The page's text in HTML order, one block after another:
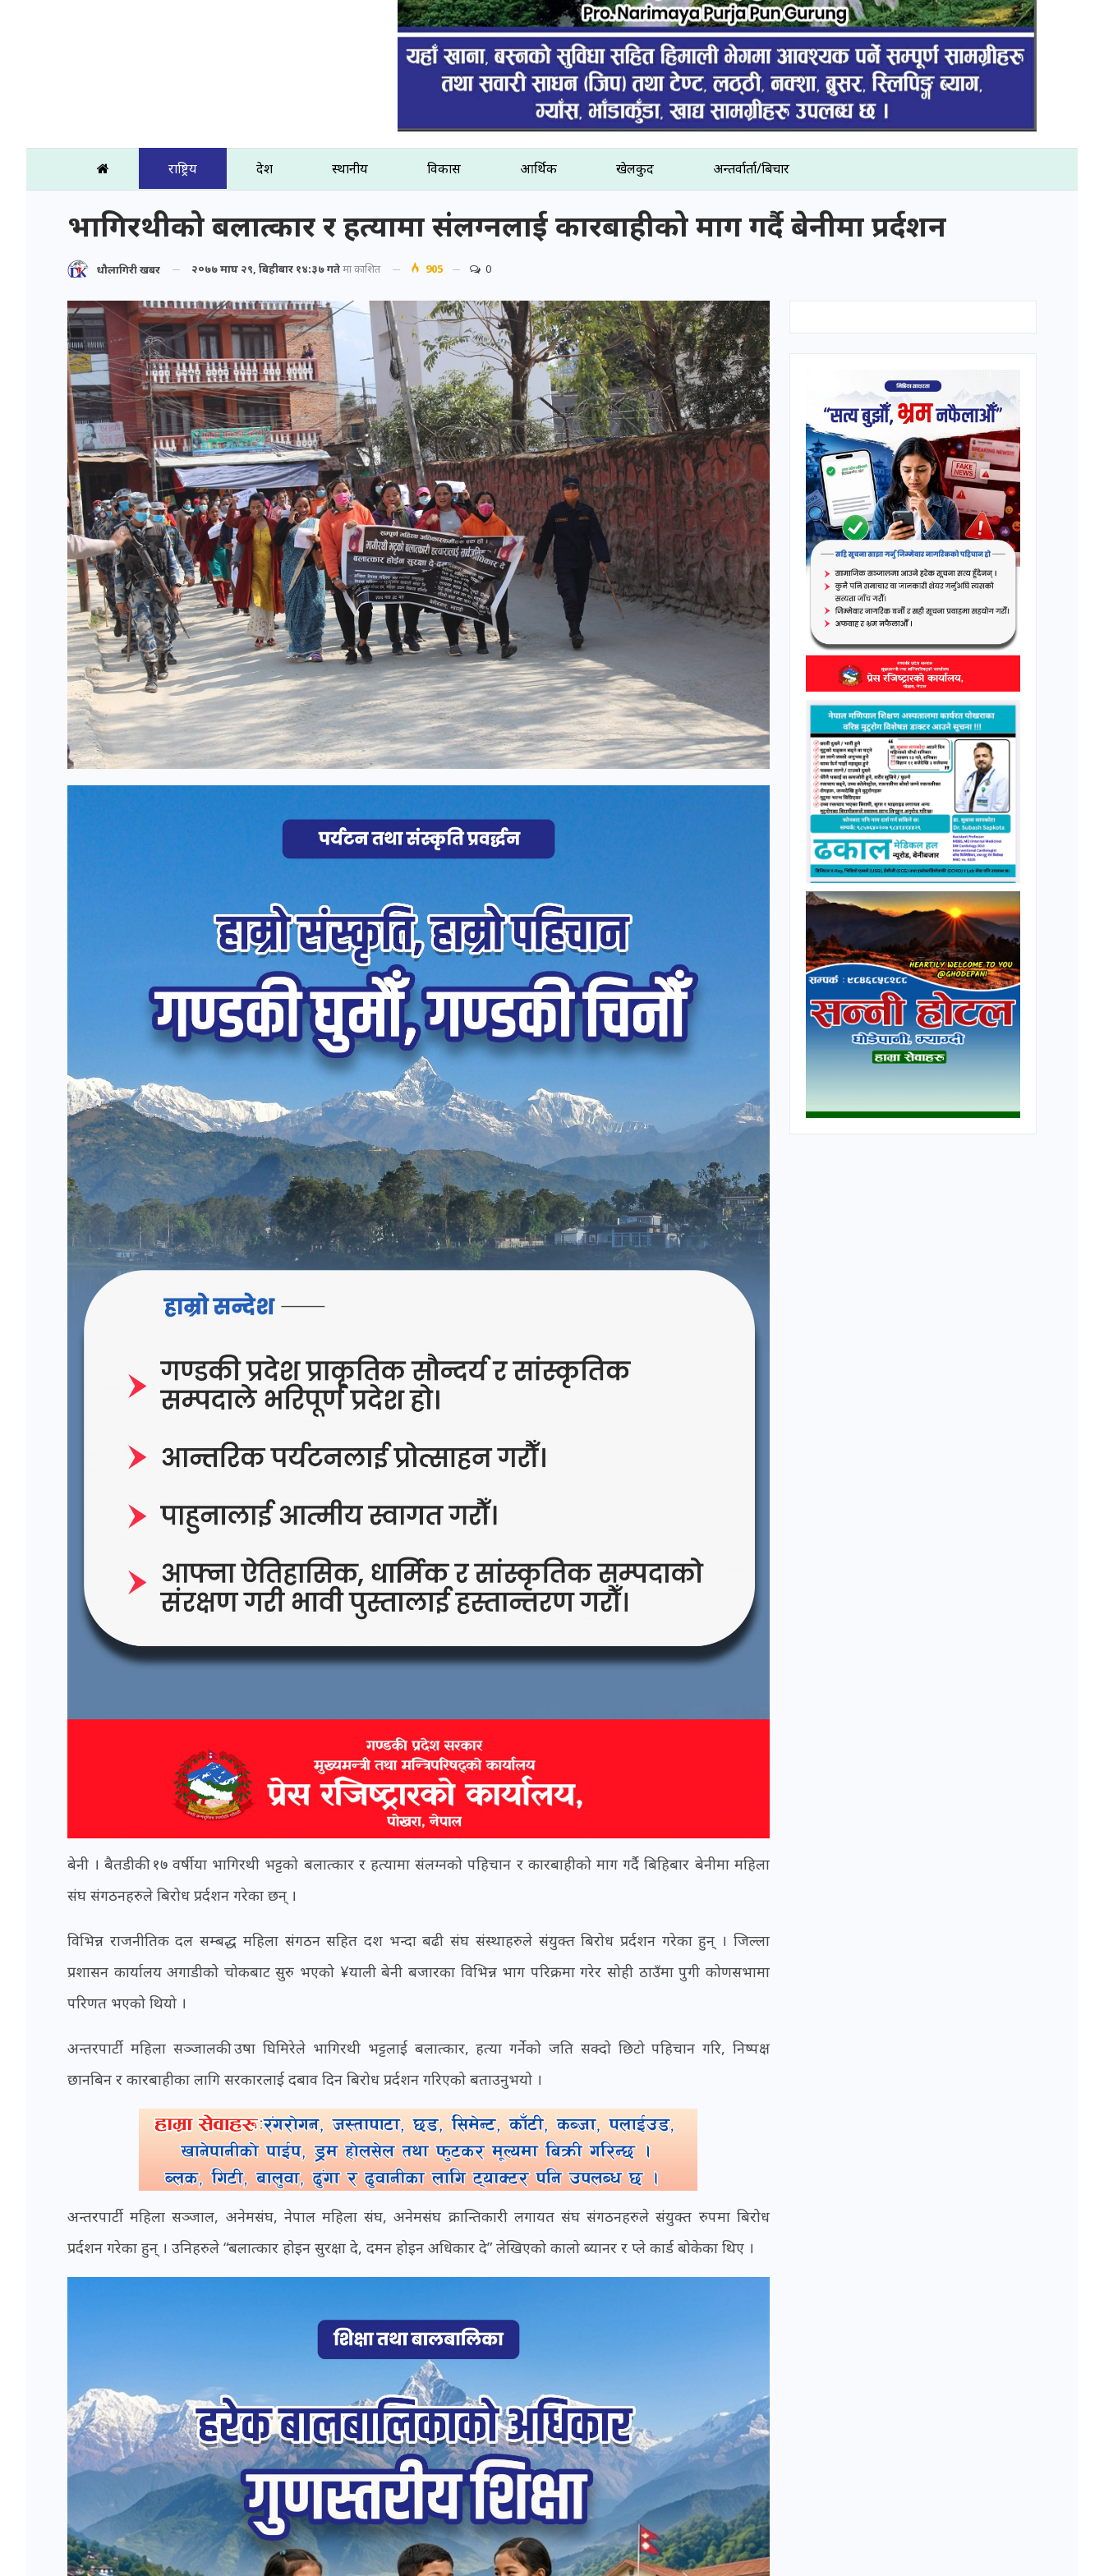
राष्ट्रिय प्रदेश स्थानीय विकास आर्थिक खेलकुद अन्तर्वार्ता/बिचार
भागिरथीको बलात्कार र हत्यामा संलग्नलाई कारबाहीको माग गर्दै बेनीमा प्रर्दशन
धौलागिरी खबर २०७७ माघ २९, बिहीबार १४:३७ गतेमा प्रकाशित 905 0
बेनी । बैतडीकी १७ वर्षीया भागिरथी भट्टको बलात्कार र हत्यामा संलग्नको पहिचान र कारबाहीको माग गर्दै बिहिबार बेनीमा महिला
संघ संगठनहरुले बिरोध प्रर्दशन गरेका छन् ।
विभिन्न राजनीतिक दल सम्बद्ध महिला संगठन सहित दश भन्दा बढी संघ संस्थाहरुले संयुक्त बिरोध प्रर्दशन गरेका हुन् । जिल्ला
प्रशासन कार्यालय अगाडीको चोकबाट सुरु भएको ¥याली बेनी बजारका विभिन्न भाग परिक्रमा गरेर सोही ठाउँमा पुगी कोणसभामा
परिणत भएको थियो ।
अन्तरपार्टी महिला सञ्जालकी उषा घिमिरेले भागिरथी भट्टलाई बलात्कार, हत्या गर्नेको जति सक्दो छिटो पहिचान गरि, निष्पक्ष
छानबिन र कारबाहीका लागि सरकारलाई दबाव दिन बिरोध प्रर्दशन गरिएको बताउनुभयो ।
अन्तरपार्टी महिला सञ्जाल, अनेमसंघ, नेपाल महिला संघ, अनेमसंघ क्रान्तिकारी लगायत संघ संगठनहरुले संयुक्त रुपमा बिरोध
प्रर्दशन गरेका हुन् । उनिहरुले “बलात्कार होइन सुरक्षा दे, दमन होइन अधिकार दे” लेखिएको कालो ब्यानर र प्ले कार्ड बोकेका थिए ।